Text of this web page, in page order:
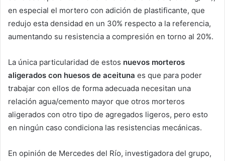
en especial el mortero con adición de plastificante, que
redujo esta densidad en un 30% respecto a la referencia,
aumentando su resistencia a compresión en torno al 20%.
La única particularidad de estos nuevos morteros
aligerados con huesos de aceituna es que para poder
trabajar con ellos de forma adecuada necesitan una
relación agua/cemento mayor que otros morteros
aligerados con otro tipo de agregados ligeros, pero esto
en ningún caso condiciona las resistencias mecánicas.
En opinión de Mercedes del Río, investigadora del grupo,